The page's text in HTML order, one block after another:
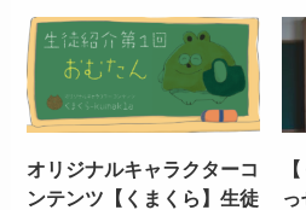
オリジナルキャラクターコ
ンテンツ【くまくら】生徒